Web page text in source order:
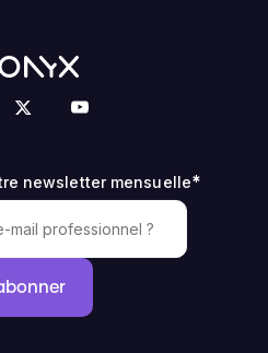
newsletter mensuelle*